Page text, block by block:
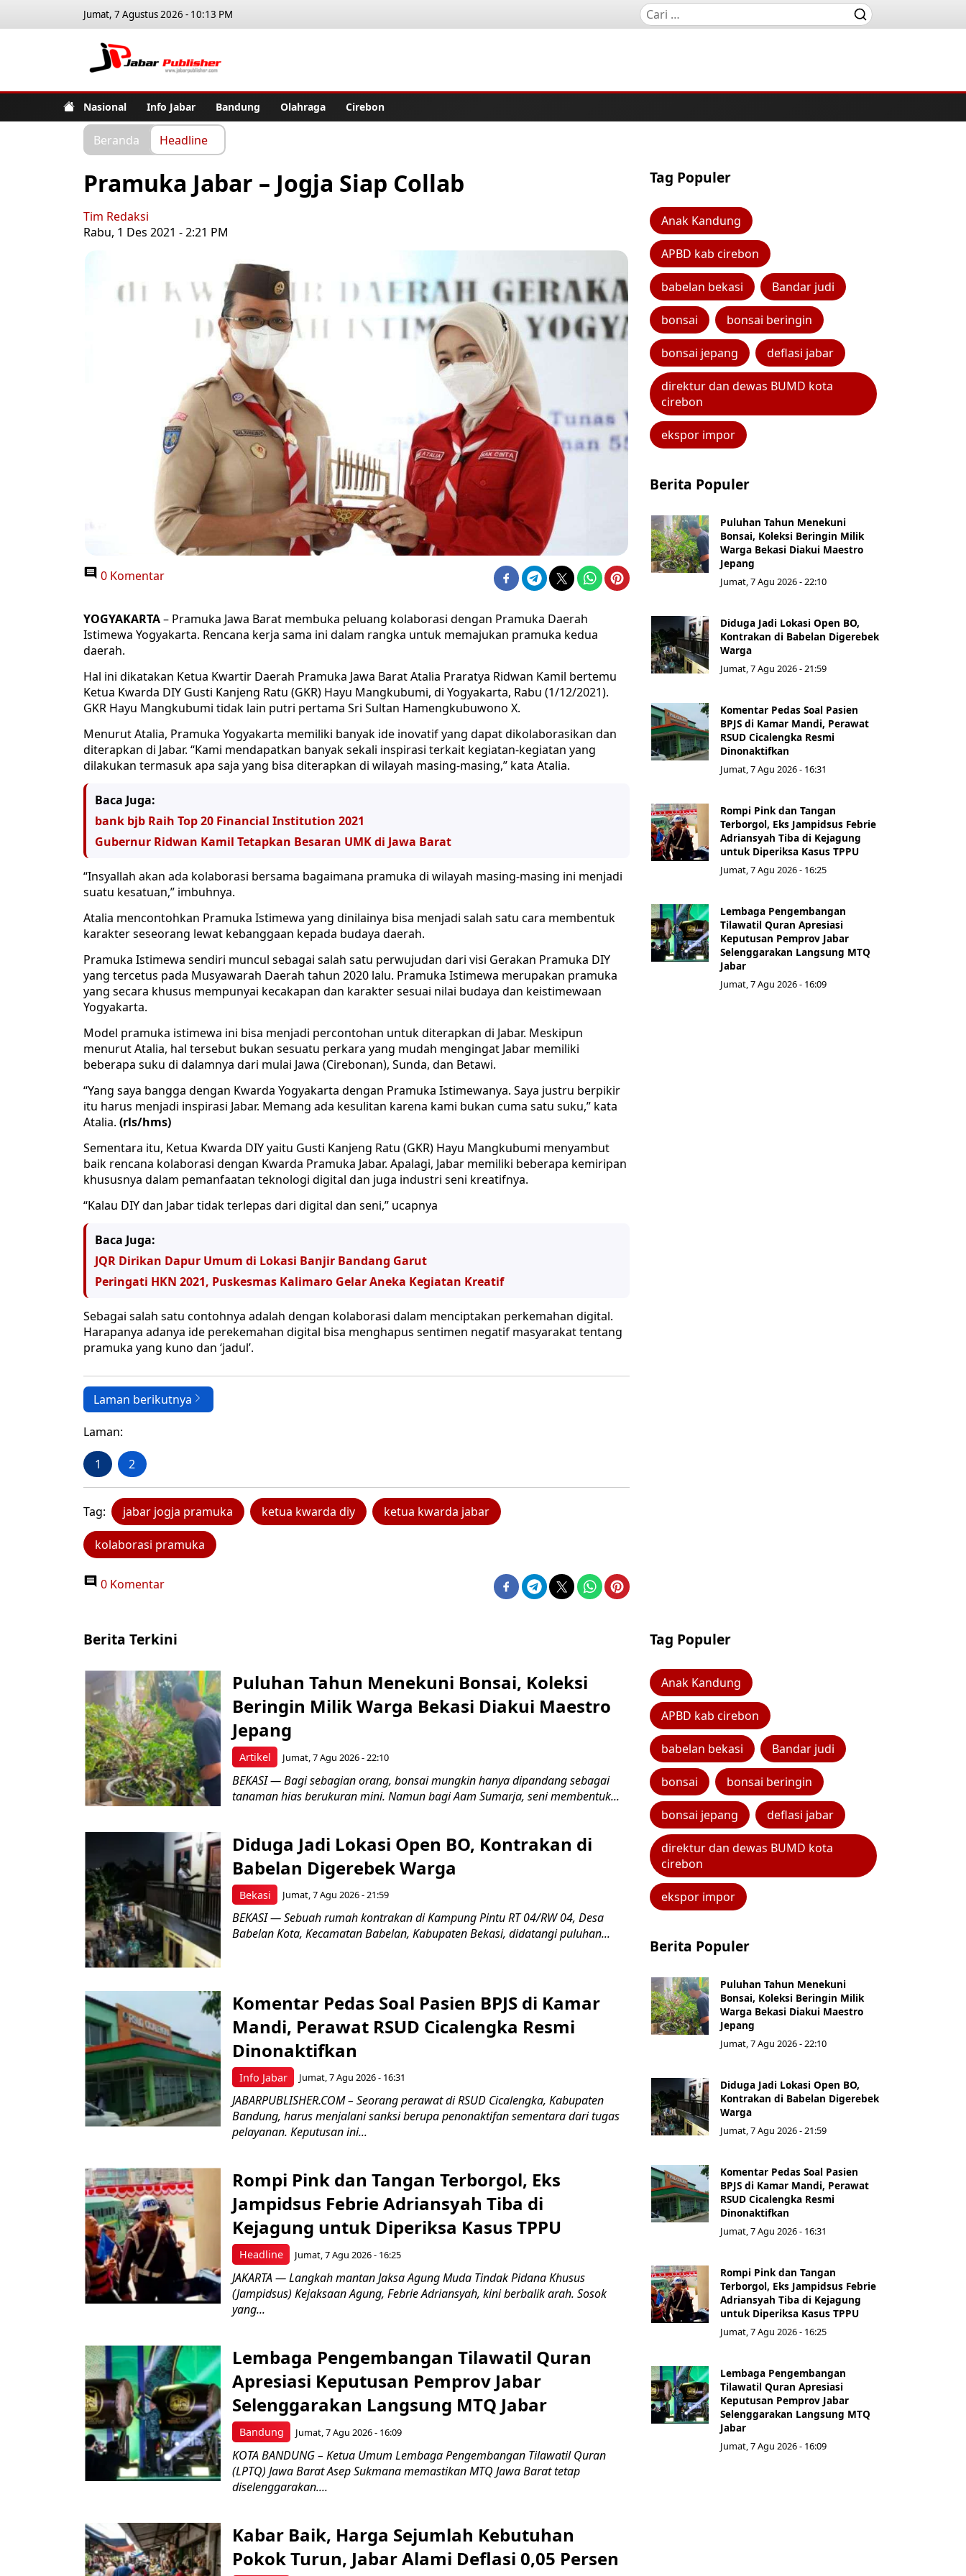
Jumat, 7 Agustus 2026 - 10:13 PM
Nasional Info Jabar Bandung Olahraga Cirebon
Beranda Headline
Pramuka Jabar – Jogja Siap Collab
Tim Redaksi
Rabu, 1 Des 2021 - 2:21 PM
0 Komentar
YOGYAKARTA– Pramuka Jawa Barat membuka peluang kolaborasi dengan Pramuka Daerah
Istimewa Yogyakarta. Rencana kerja sama ini dalam rangka untuk memajukan pramuka kedua
daerah.
Hal ini dikatakan Ketua Kwartir Daerah Pramuka Jawa Barat Atalia Praratya Ridwan Kamil bertemu
Ketua Kwarda DIY Gusti Kanjeng Ratu (GKR) Hayu Mangkubumi, di Yogyakarta, Rabu (1/12/2021).
GKR Hayu Mangkubumi tidak lain putri pertama Sri Sultan Hamengkubuwono X.
Menurut Atalia, Pramuka Yogyakarta memiliki banyak ide inovatif yang dapat dikolaborasikan dan
diterapkan di Jabar. “Kami mendapatkan banyak sekali inspirasi terkait kegiatan-kegiatan yang
dilakukan termasuk apa saja yang bisa diterapkan di wilayah masing-masing,” kata Atalia.
Baca Juga:
bank bjb Raih Top 20 Financial Institution 2021
Gubernur Ridwan Kamil Tetapkan Besaran UMK di Jawa Barat
“Insyallah akan ada kolaborasi bersama bagaimana pramuka di wilayah masing-masing ini menjadi
suatu kesatuan,” imbuhnya.
Atalia mencontohkan Pramuka Istimewa yang dinilainya bisa menjadi salah satu cara membentuk
karakter seseorang lewat kebanggaan kepada budaya daerah.
Pramuka Istimewa sendiri muncul sebagai salah satu perwujudan dari visi Gerakan Pramuka DIY
yang tercetus pada Musyawarah Daerah tahun 2020 lalu. Pramuka Istimewa merupakan pramuka
yang secara khusus mempunyai kecakapan dan karakter sesuai nilai budaya dan keistimewaan
Yogyakarta.
Model pramuka istimewa ini bisa menjadi percontohan untuk diterapkan di Jabar. Meskipun
menurut Atalia, hal tersebut bukan sesuatu perkara yang mudah mengingat Jabar memiliki
beberapa suku di dalamnya dari mulai Jawa (Cirebonan), Sunda, dan Betawi.
“Yang saya bangga dengan Kwarda Yogyakarta dengan Pramuka Istimewanya. Saya justru berpikir
itu harus menjadi inspirasi Jabar. Memang ada kesulitan karena kami bukan cuma satu suku,” kata
Atalia. (rls/hms)
Sementara itu, Ketua Kwarda DIY yaitu Gusti Kanjeng Ratu (GKR) Hayu Mangkubumi menyambut
baik rencana kolaborasi dengan Kwarda Pramuka Jabar. Apalagi, Jabar memiliki beberapa kemiripan
khususnya dalam pemanfaatan teknologi digital dan juga industri seni kreatifnya.
“Kalau DIY dan Jabar tidak terlepas dari digital dan seni,” ucapnya
Baca Juga:
JQR Dirikan Dapur Umum di Lokasi Banjir Bandang Garut
Peringati HKN 2021, Puskesmas Kalimaro Gelar Aneka Kegiatan Kreatif
Sebagai salah satu contohnya adalah dengan kolaborasi dalam menciptakan perkemahan digital.
Harapanya adanya ide perekemahan digital bisa menghapus sentimen negatif masyarakat tentang
pramuka yang kuno dan ‘jadul’.
Laman berikutnya
Laman:
1 2
Tag: jabar jogja pramuka ketua kwarda diy ketua kwarda jabar
kolaborasi pramuka
0 Komentar
Tag Populer
Anak Kandung
APBD kab cirebon
babelan bekasi Bandar judi
bonsai bonsai beringin
bonsai jepang deflasi jabar
direktur dan dewas BUMD kota
cirebon
ekspor impor
Berita Populer
Puluhan Tahun Menekuni
Bonsai, Koleksi Beringin Milik
Warga Bekasi Diakui Maestro
Jepang
Jumat, 7 Agu 2026 - 22:10
Diduga Jadi Lokasi Open BO,
Kontrakan di Babelan Digerebek
Warga
Jumat, 7 Agu 2026 - 21:59
Komentar Pedas Soal Pasien
BPJS di Kamar Mandi, Perawat
RSUD Cicalengka Resmi
Dinonaktifkan
Jumat, 7 Agu 2026 - 16:31
Rompi Pink dan Tangan
Terborgol, Eks Jampidsus Febrie
Adriansyah Tiba di Kejagung
untuk Diperiksa Kasus TPPU
Jumat, 7 Agu 2026 - 16:25
Lembaga Pengembangan
Tilawatil Quran Apresiasi
Keputusan Pemprov Jabar
Selenggarakan Langsung MTQ
Jabar
Jumat, 7 Agu 2026 - 16:09
Berita Terkini
Artikel
Puluhan Tahun Menekuni Bonsai, Koleksi
Beringin Milik Warga Bekasi Diakui Maestro
Jepang
Jumat, 7 Agu 2026 - 22:10
BEKASI — Bagi sebagian orang, bonsai mungkin hanya dipandang sebagai
tanaman hias berukuran mini. Namun bagi Aam Sumarja, seni membentuk...
Bekasi
Diduga Jadi Lokasi Open BO, Kontrakan di
Babelan Digerebek Warga
Jumat, 7 Agu 2026 - 21:59
BEKASI — Sebuah rumah kontrakan di Kampung Pintu RT 04/RW 04, Desa
Babelan Kota, Kecamatan Babelan, Kabupaten Bekasi, didatangi puluhan...
Info Jabar
Komentar Pedas Soal Pasien BPJS di Kamar
Mandi, Perawat RSUD Cicalengka Resmi
Dinonaktifkan
Jumat, 7 Agu 2026 - 16:31
JABARPUBLISHER.COM – Seorang perawat di RSUD Cicalengka, Kabupaten
Bandung, harus menjalani sanksi berupa penonaktifan sementara dari tugas
pelayanan. Keputusan ini...
Headline
Rompi Pink dan Tangan Terborgol, Eks
Jampidsus Febrie Adriansyah Tiba di
Kejagung untuk Diperiksa Kasus TPPU
Jumat, 7 Agu 2026 - 16:25
JAKARTA — Langkah mantan Jaksa Agung Muda Tindak Pidana Khusus
(Jampidsus) Kejaksaan Agung, Febrie Adriansyah, kini berbalik arah. Sosok
yang...
Bandung
Lembaga Pengembangan Tilawatil Quran
Apresiasi Keputusan Pemprov Jabar
Selenggarakan Langsung MTQ Jabar
Jumat, 7 Agu 2026 - 16:09
KOTA BANDUNG – Ketua Umum Lembaga Pengembangan Tilawatil Quran
(LPTQ) Jawa Barat Asep Sukmana memastikan MTQ Jawa Barat tetap
diselenggarakan....
Kabar Baik, Harga Sejumlah Kebutuhan
Pokok Turun, Jabar Alami Deflasi 0,05 Persen
Tag Populer
Anak Kandung
APBD kab cirebon
babelan bekasi Bandar judi
bonsai bonsai beringin
bonsai jepang deflasi jabar
direktur dan dewas BUMD kota
cirebon
ekspor impor
Berita Populer
Puluhan Tahun Menekuni
Bonsai, Koleksi Beringin Milik
Warga Bekasi Diakui Maestro
Jepang
Jumat, 7 Agu 2026 - 22:10
Diduga Jadi Lokasi Open BO,
Kontrakan di Babelan Digerebek
Warga
Jumat, 7 Agu 2026 - 21:59
Komentar Pedas Soal Pasien
BPJS di Kamar Mandi, Perawat
RSUD Cicalengka Resmi
Dinonaktifkan
Jumat, 7 Agu 2026 - 16:31
Rompi Pink dan Tangan
Terborgol, Eks Jampidsus Febrie
Adriansyah Tiba di Kejagung
untuk Diperiksa Kasus TPPU
Jumat, 7 Agu 2026 - 16:25
Lembaga Pengembangan
Tilawatil Quran Apresiasi
Keputusan Pemprov Jabar
Selenggarakan Langsung MTQ
Jabar
Jumat, 7 Agu 2026 - 16:09